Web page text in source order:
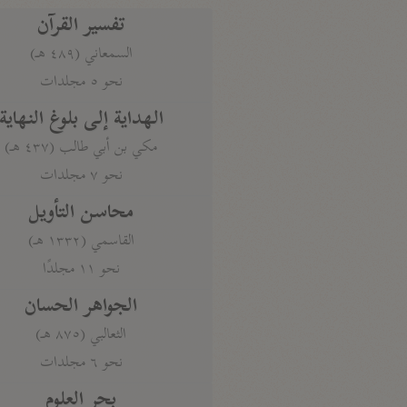
تفسير القرآن
السمعاني (٤٨٩ هـ)
نحو ٥ مجلدات
الهداية إلى بلوغ
مكي بن أبي طالب (٤٣٧ هـ)
نحو ٧ مجلدات
محاسن التأويل
القاسمي (١٣٣٢ هـ)
نحو ١١ مجلدًا
الجواهر الحسان
الثعالبي (٨٧٥ هـ)
نحو ٦ مجلدات